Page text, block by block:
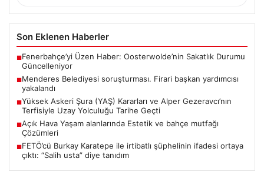
Son Eklenen Haberler
■Fenerbahçe’yi Üzen Haber: Oosterwolde’nin Sakatlık Durumu
Güncelleniyor
■Menderes Belediyesi soruşturması. Firari başkan yardımcısı
yakalandı
■Yüksek Askeri Şura (YAŞ) Kararları ve Alper Gezeravcı’nın
Terfisiyle Uzay Yolculuğu Tarihe Geçti
■Açık Hava Yaşam alanlarında Estetik ve bahçe mutfağı
Çözümleri
■FETÖ’cü Burkay Karatepe ile irtibatlı şüphelinin ifadesi ortaya
çıktı: “Salih usta” diye tanıdım